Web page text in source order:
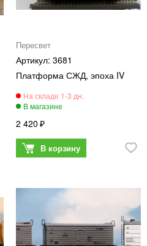
Пересвет
3681
Платформа СЖД, эпоха IV
2 420